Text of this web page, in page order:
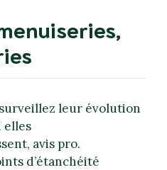
leur évolution
elles
avis pro.
d’étanchéité